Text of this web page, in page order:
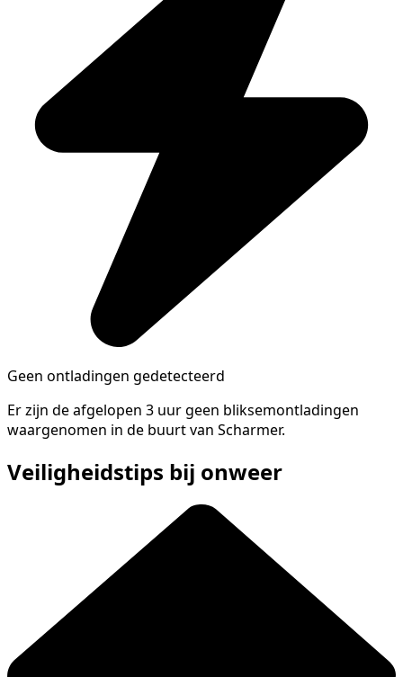
Geen ontladingen gedetecteerd
Er zijn de afgelopen 3 uur geen bliksemontladingen
waargenomen in de buurt van Scharmer.
Veiligheidstips bij onweer